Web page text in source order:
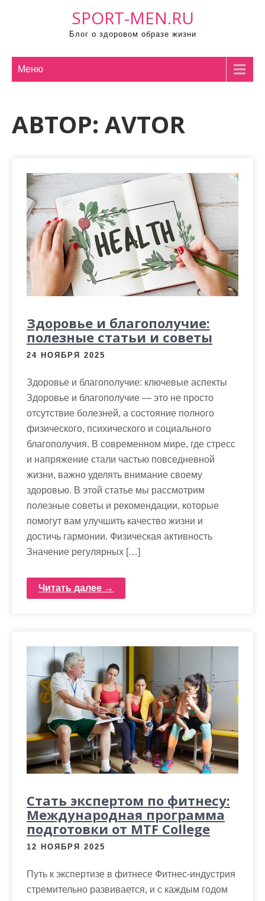
SPORT-MEN.RU
Блог о здоровом образе жизни
Меню
АВТОР: AVTOR
Здоровье и благополучие:
полезные статьи и советы
24 НОЯБРЯ 2025
Здоровье и благополучие: ключевые аспекты
Здоровье и благополучие — это не просто
отсутствие болезней, а состояние полного
физического, психического и социального
благополучия. В современном мире, где стресс
и напряжение стали частью повседневной
жизни, важно уделять внимание своему
здоровью. В этой статье мы рассмотрим
полезные советы и рекомендации, которые
помогут вам улучшить качество жизни и
достичь гармонии. Физическая активность
Значение регулярных […]
Читать далее →
Стать экспертом по фитнесу:
Международная программа
подготовки от MTF College
12 НОЯБРЯ 2025
Путь к экспертизе в фитнесе Фитнес-индустрия
стремительно развивается, и с каждым годом